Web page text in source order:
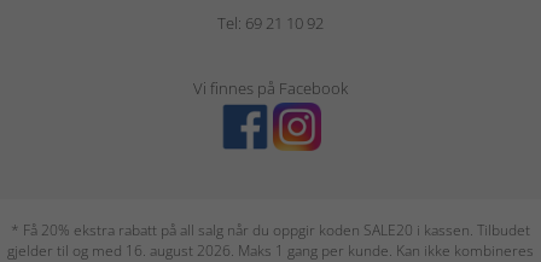
Tel: 69 21 10 92
Vi finnes på Facebook
* Få 20% ekstra rabatt på all salg når du oppgir koden SALE20 i kassen. Tilbudet
gjelder til og med 16. august 2026. Maks 1 gang per kunde. Kan ikke kombineres